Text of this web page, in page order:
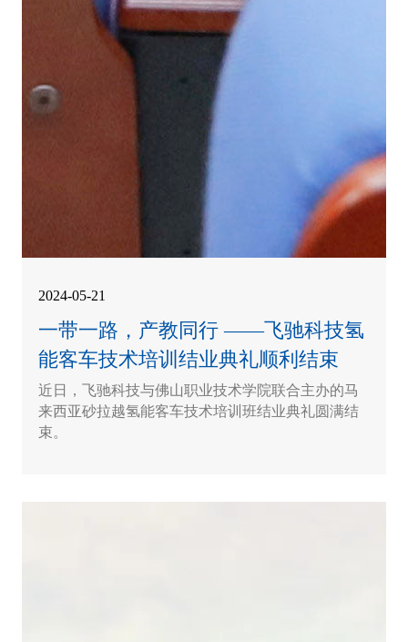
2024-05-21
一带一路，产教同行 ——飞驰科技氢
能客车技术培训结业典礼顺利结束
近日，飞驰科技与佛山职业技术学院联合主办的马
来西亚砂拉越氢能客车技术培训班结业典礼圆满结
束。